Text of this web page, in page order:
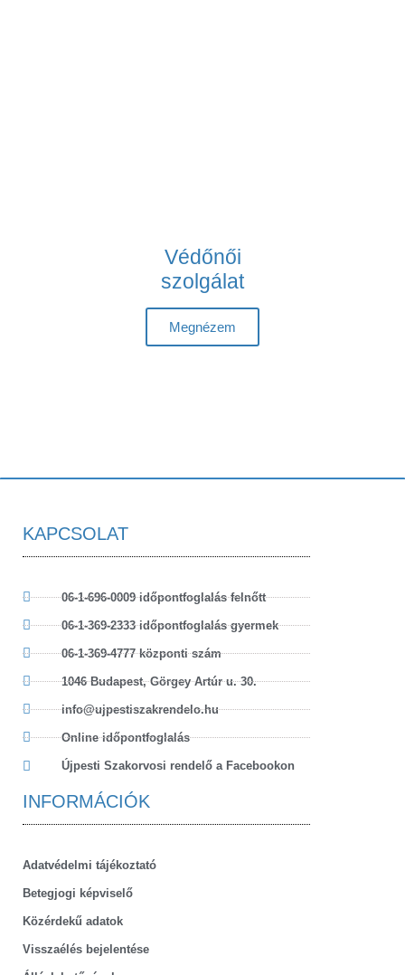
Védőnői
szolgálat
Megnézem
KAPCSOLAT
06-1-696-0009 időpontfoglalás felnőtt
06-1-369-2333 időpontfoglalás gyermek
06-1-369-4777 központi szám
1046 Budapest, Görgey Artúr u. 30.
info@ujpestiszakrendelo.hu
Online időpontfoglalás
Újpesti Szakorvosi rendelő a Facebookon
INFORMÁCIÓK
Adatvédelmi tájékoztató
Betegjogi képviselő
Közérdekű adatok
Visszaélés bejelentése